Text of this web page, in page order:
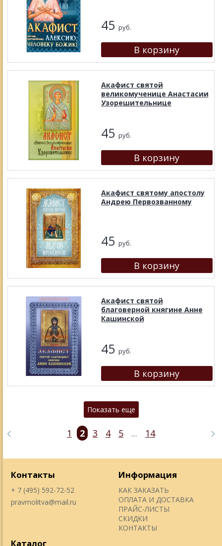
45 руб.
Акафист святой
великомученице Анастасии
Узорешительнице
45 руб.
Акафист святому апостолу
Андрею Первозванному
45 руб.
Акафист святой
благоверной княгине Анне
Кашинской
45 руб.
Показать еще
1 2 3 4 5 ... 14
Контакты
+ 7 (495) 592-72-52
pravmolitva@mail.ru
Информация
КАК ЗАКАЗАТЬ
ОПЛАТА И ДОСТАВКА
ПРАЙС-ЛИСТЫ
СКИДКИ
КОНТАКТЫ
Каталог